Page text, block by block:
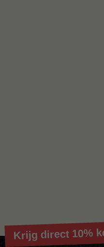
Krijg direct 10%